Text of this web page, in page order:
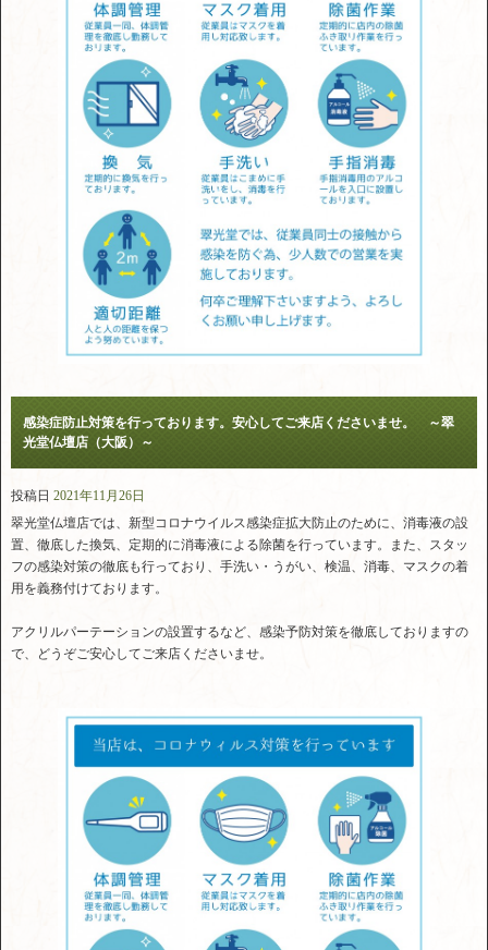
感染症防止対策を行っております。安心してご来店くださいませ。 ～翠
光堂仏壇店（大阪）～
投稿日 2021年11月26日
翠光堂仏壇店では、新型コロナウイルス感染症拡大防止のために、消毒液の設
置、徹底した換気、定期的に消毒液による除菌を行っています。また、スタッ
フの感染対策の徹底も行っており、手洗い・うがい、検温、消毒、マスクの着
用を義務付けております。
アクリルパーテーションの設置するなど、感染予防対策を徹底しておりますの
で、どうぞご安心してご来店くださいませ。